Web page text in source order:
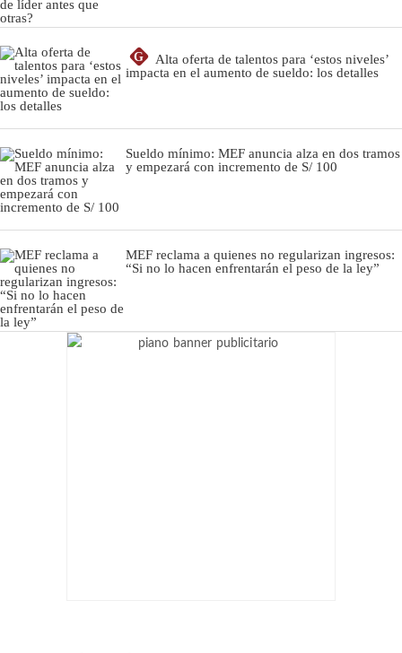
G
Alta oferta de talentos para ‘estos niveles’
impacta en el aumento de sueldo: los detalles
Sueldo mínimo: MEF anuncia alza en dos tramos
y empezará con incremento de S/ 100
MEF reclama a quienes no regularizan ingresos:
“Si no lo hacen enfrentarán el peso de la ley”